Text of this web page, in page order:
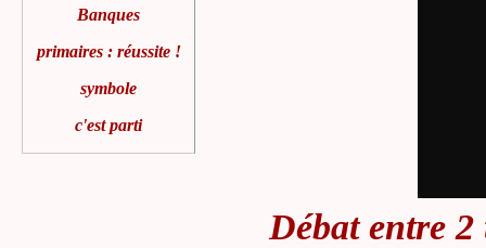
Débat entre
Banques
primaires : réussite !
symbole
c'est parti